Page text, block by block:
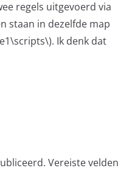
regels uitgevoerd via
staan in dezelfde map
Ik denk dat
Vereiste velden